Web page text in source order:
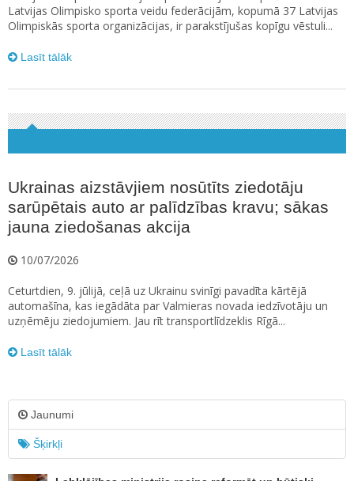
Latvijas Olimpisko sporta veidu federācijām, kopumā 37 Latvijas
Olimpiskās sporta organizācijas, ir parakstījušas kopīgu vēstuli...
Lasīt tālāk
Ukrainas aizstāvjiem nosūtīts ziedotāju
sarūpētais auto ar palīdzības kravu; sākas
jauna ziedošanas akcija
10/07/2026
Ceturtdien, 9. jūlijā, ceļā uz Ukrainu svinīgi pavadīta kārtējā
automašīna, kas iegādāta par Valmieras novada iedzīvotāju un
uzņēmēju ziedojumiem. Jau rīt transportlīdzeklis Rīgā...
Lasīt tālāk
Jaunumi
Šķirkļi